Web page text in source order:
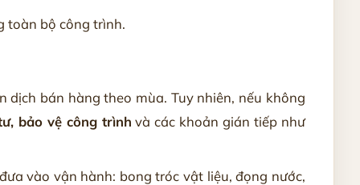
toàn bộ công trình.
bán hàng theo mùa. Tuy nhiên, nếu không
bảo vệ công trình và các khoản gián tiếp như
vào vận hành: bong tróc vật liệu, đọng nước,